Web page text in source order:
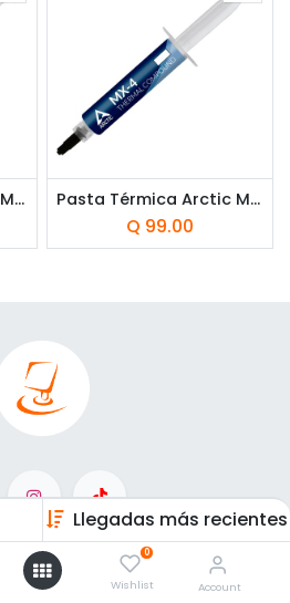
Llegadas más recientes
0
Wishlist Account
Pasta Térmica Arctic MX-4 20 Gramos Pasta Térmica Arctic MX-4 4 Gramos
Q 99.00